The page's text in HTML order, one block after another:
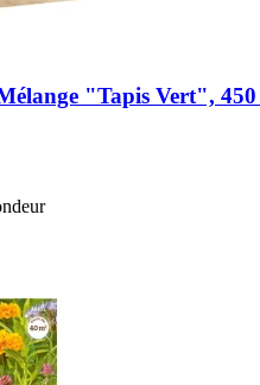
"Tapis Vert",